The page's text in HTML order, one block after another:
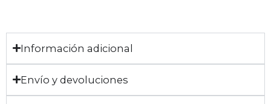
Información adicional
Envío y devoluciones